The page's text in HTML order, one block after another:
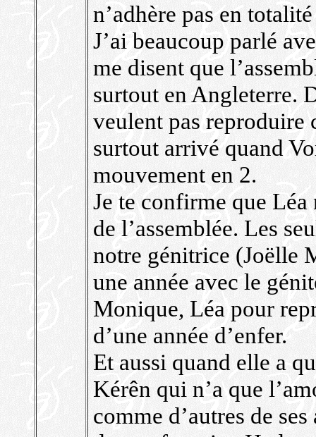
n’adhère pas en
J’ai beaucoup parlé
me disent que
surtout en Angleterre.
veulent pas reproduire
surtout arrivé quand
mouvement en 2.
Je te confirme que Léa
de l’assemblée. Les
notre génitrice (Joëlle
une année avec le
Monique, Léa pour
d’une année d’enfer.
Et aussi quand elle a
Kérên qui n’a que
comme d’autres de